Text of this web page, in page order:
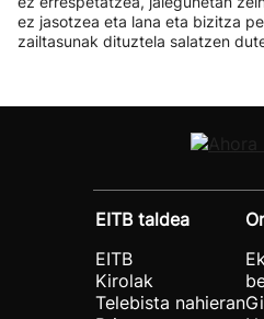
ez jasotzea eta lana eta bizitza
zailtasunak dituztela salatzen
EITB taldea
EITB
Kirolak
Telebista nahieran